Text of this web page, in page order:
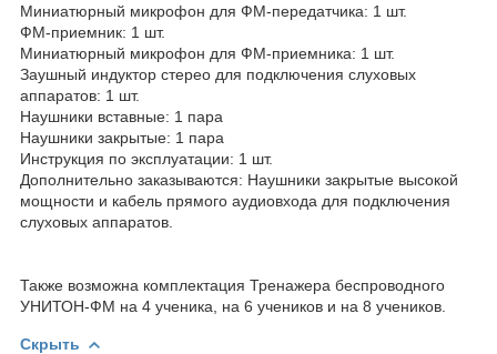
Миниатюрный микрофон для ФМ-передатчика: 1 шт.
ФМ-приемник: 1 шт.
Миниатюрный микрофон для ФМ-приемника: 1 шт.
Заушный индуктор стерео для подключения слуховых
аппаратов: 1 шт.
Наушники вставные: 1 пара
Наушники закрытые: 1 пара
Инструкция по эксплуатации: 1 шт.
Дополнительно заказываются: Наушники закрытые высокой
мощности и кабель прямого аудиовхода для подключения
слуховых аппаратов.
Также возможна комплектация Тренажера беспроводного
УНИТОН-ФМ на 4 ученика, на 6 учеников и на 8 учеников.
Скрыть